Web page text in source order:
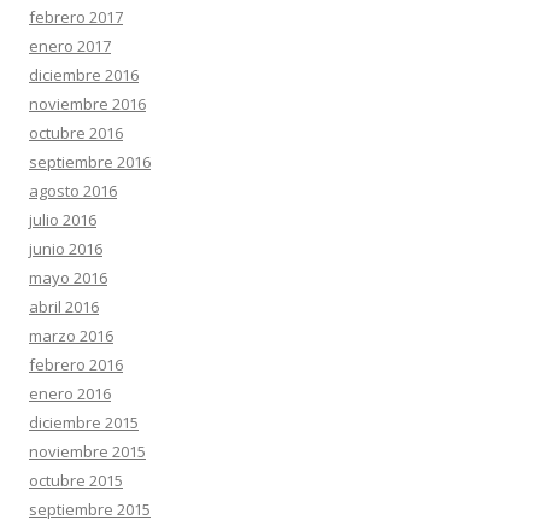
febrero 2017
enero 2017
diciembre 2016
noviembre 2016
octubre 2016
septiembre 2016
agosto 2016
julio 2016
junio 2016
mayo 2016
abril 2016
marzo 2016
febrero 2016
enero 2016
diciembre 2015
noviembre 2015
octubre 2015
septiembre 2015